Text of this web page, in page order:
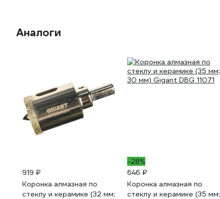
Аналоги
919 ₽
Коронка алмазная по
стеклу и керамике (32 мм;
-28%
646 ₽
Коронка алмазная по
стеклу и керамике (35 мм;